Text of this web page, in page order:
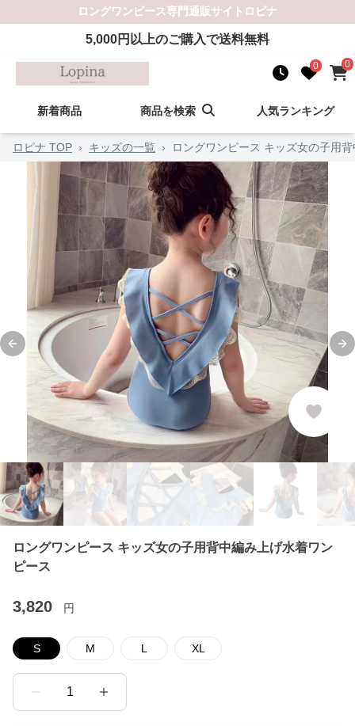
ロングワンピース専門通販サイト ロピナ
5,000円以上のご購入で送料無料
0 0
新着商品 商品を検索 人気ランキング
ロピナ TOP › キッズの一覧 › ロングワンピース キッズ女の子用
Previous slide
ロングワンピース キッズ女の子用背中編み上げ水着ワン
ピース
3,820 円
S M L XL
1